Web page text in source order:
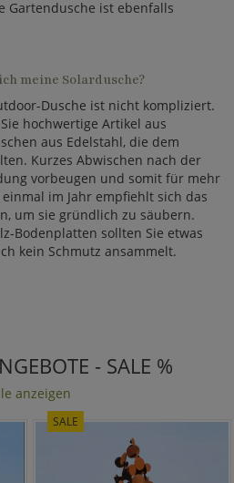
Gartendusche ist ebenfalls
meine Solardusche?
Dusche ist nicht kompliziert.
hochwertige Artikel aus
aus Edelstahl, die dem
Kurzes Abwischen nach der
vorbeugen und somit für mehr
im Jahr empfiehlt sich das
um sie gründlich zu säubern.
Bodenplatten sollten Sie etwas
kein Schmutz ansammelt.
- SALE %
anzeigen
SALE